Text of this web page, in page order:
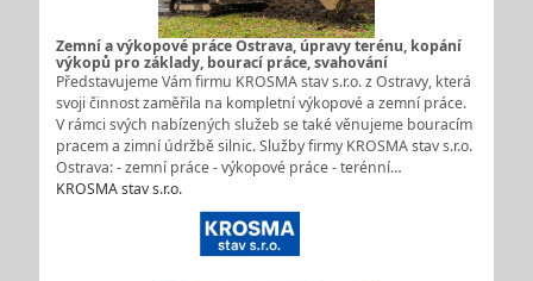
Zemní a výkopové práce Ostrava, úpravy terénu, kopání
výkopů pro základy, bourací práce, svahování
Představujeme Vám firmu KROSMA stav s.r.o. z Ostravy, která
svoji činnost zaměřila na kompletní výkopové a zemní práce.
V rámci svých nabízených služeb se také věnujeme bouracím
pracem a zimní údržbě silnic. Služby firmy KROSMA stav s.r.o.
Ostrava: - zemní práce - výkopové práce - terénní…
KROSMA stav s.r.o.